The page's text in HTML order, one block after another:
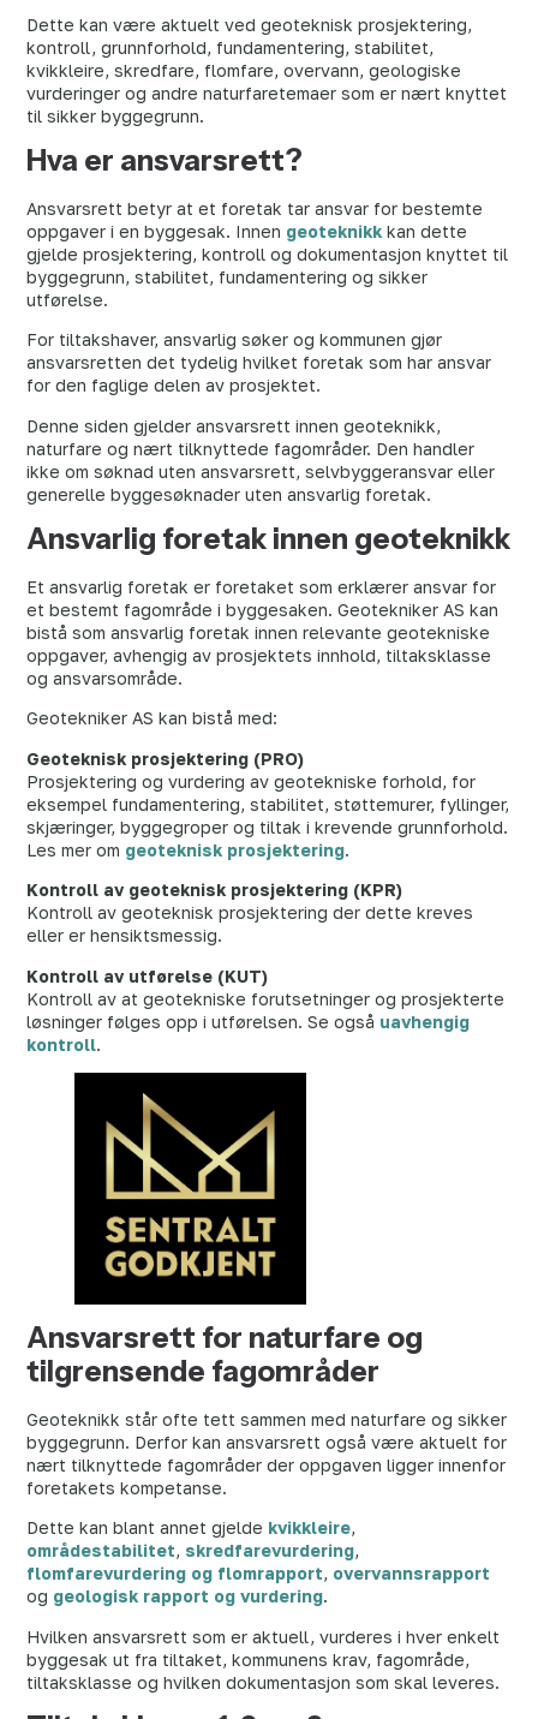
Dette kan være aktuelt ved geoteknisk prosjektering,
kontroll, grunnforhold, fundamentering, stabilitet,
kvikkleire, skredfare, flomfare, overvann, geologiske
vurderinger og andre naturfaretemaer som er nært knyttet
til sikker byggegrunn.
Hva er ansvarsrett?
Ansvarsrett betyr at et foretak tar ansvar for bestemte
oppgaver i en byggesak. Innen geoteknikk kan dette
gjelde prosjektering, kontroll og dokumentasjon knyttet til
byggegrunn, stabilitet, fundamentering og sikker
utførelse.
For tiltakshaver, ansvarlig søker og kommunen gjør
ansvarsretten det tydelig hvilket foretak som har ansvar
for den faglige delen av prosjektet.
Denne siden gjelder ansvarsrett innen geoteknikk,
naturfare og nært tilknyttede fagområder. Den handler
ikke om søknad uten ansvarsrett, selvbyggeransvar eller
generelle byggesøknader uten ansvarlig foretak.
Ansvarlig foretak innen geoteknikk
Et ansvarlig foretak er foretaket som erklærer ansvar for
et bestemt fagområde i byggesaken. Geotekniker AS kan
bistå som ansvarlig foretak innen relevante geotekniske
oppgaver, avhengig av prosjektets innhold, tiltaksklasse
og ansvarsområde.
Geotekniker AS kan bistå med:
Geoteknisk prosjektering (PRO)
Prosjektering og vurdering av geotekniske forhold, for
eksempel fundamentering, stabilitet, støttemurer, fyllinger,
skjæringer, byggegroper og tiltak i krevende grunnforhold.
Les mer om geoteknisk prosjektering.
Kontroll av geoteknisk prosjektering (KPR)
Kontroll av geoteknisk prosjektering der dette kreves
eller er hensiktsmessig.
Kontroll av utførelse (KUT)
Kontroll av at geotekniske forutsetninger og prosjekterte
løsninger følges opp i utførelsen. Se også uavhengig
kontroll.
Ansvarsrett for naturfare og
tilgrensende fagområder
Geoteknikk står ofte tett sammen med naturfare og sikker
byggegrunn. Derfor kan ansvarsrett også være aktuelt for
nært tilknyttede fagområder der oppgaven ligger innenfor
foretakets kompetanse.
Dette kan blant annet gjelde kvikkleire,
områdestabilitet, skredfarevurdering,
flomfarevurdering og flomrapport, overvannsrapport
og geologisk rapport og vurdering.
Hvilken ansvarsrett som er aktuell, vurderes i hver enkelt
byggesak ut fra tiltaket, kommunens krav, fagområde,
tiltaksklasse og hvilken dokumentasjon som skal leveres.